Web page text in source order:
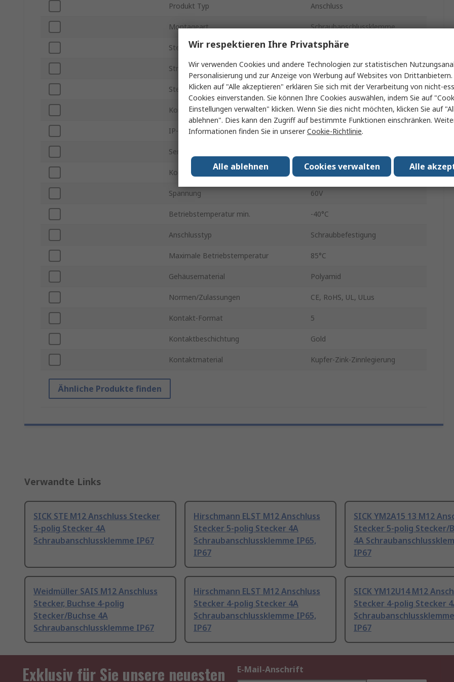
Produkt Typ Anschluss
Montageart Schraubanschlussklemme
Steckergröße M12
Stromstärke 4A
Stecker / Buchse Stecker
Kontakt Gender Stecker
IP-Schutzart IP67
Serie
Kodierung A
Spannung 60V
Betriebstemperatur min. -40°C
Anschlusstyp Schraubbefestigung
Maximale Betriebstemperatur 85°C
Gehäusematerial Polyamid
Normen/Zulassungen CE, RoHS, UL, ULus
Kontakt-Format 5
Kontaktbeschichtung Gold
Kontaktmaterial Kupfer-Zink-Zinnlegierung
Ähnliche Produkte finden
Verwandte Links
SICK STE M12 Anschluss Stecker
5-polig Stecker 4A
Schraubanschlussklemme IP67
Hirschmann ELST M12 Anschluss
Stecker 5-polig Stecker 4A
Schraubanschlussklemme IP65,
IP67
SICK YM2A15 13 M12
Stecker 5-polig Stecker/
4A
IP67
Weidmüller SAIS M12 Anschluss
Stecker, Buchse 4-polig
Stecker/Buchse 4A
Schraubanschlussklemme IP67
Hirschmann ELST M12 Anschluss
Stecker 4-polig Stecker 4A
Schraubanschlussklemme IP65,
IP67
SICK YM12U14 M12
Stecker 4-polig Stecker
IP67
Exklusiv für Sie unsere neuesten
E-Mail-Anschrift
Wir respektieren Ihre Privatsphäre
Wir verwenden Cookies und andere Technologien zur statistischen
Personalisierung und zur Anzeige von Werbung auf Websites von
Klicken auf "Alle akzeptieren" erklären Sie sich mit der Verarbeitung von nicht-
Cookies einverstanden. Sie können Ihre Cookies auswählen, indem Sie auf
Einstellungen verwalten" klicken. Wenn Sie dies nicht möchten, klicken Sie auf
ablehnen". Dies kann den Zugriff auf bestimmte Funktionen einschränken.
Informationen finden Sie in unsererCookie-Richtlinie.
Alle
Cookies verwalten
Alle ablehnen